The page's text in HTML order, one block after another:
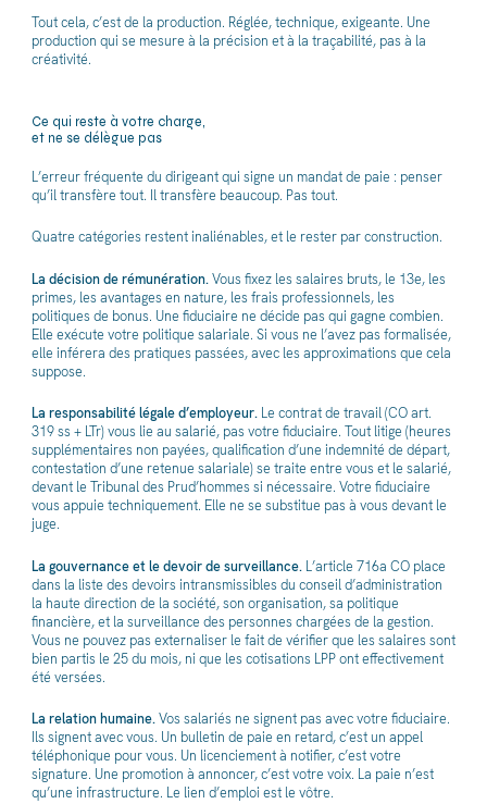
Tout cela, c’est de la production. Réglée, technique, exigeante. Une
production qui se mesure à la précision et à la traçabilité, pas à la
créativité.
Ce qui reste à votre charge,
et ne se délègue pas
L’erreur fréquente du dirigeant qui signe un mandat de paie : penser
qu’il transfère tout. Il transfère beaucoup. Pas tout.
Quatre catégories restent inaliénables, et le rester par construction.
La décision de rémunération.Vous fixez les salaires bruts, le 13e, les
primes, les avantages en nature, les frais professionnels, les
politiques de bonus. Une fiduciaire ne décide pas qui gagne combien.
Elle exécute votre politique salariale. Si vous ne l’avez pas formalisée,
elle inférera des pratiques passées, avec les approximations que cela
suppose.
La responsabilité légale d’employeur.Le contrat de travail (CO art.
319 ss + LTr) vous lie au salarié, pas votre fiduciaire. Tout litige (heures
supplémentaires non payées, qualification d’une indemnité de départ,
contestation d’une retenue salariale) se traite entre vous et le salarié,
devant le Tribunal des Prud’hommes si nécessaire. Votre fiduciaire
vous appuie techniquement. Elle ne se substitue pas à vous devant le
juge.
La gouvernance et le devoir de surveillance.L’article 716a CO place
dans la liste des devoirs intransmissibles du conseil d’administration
la haute direction de la société, son organisation, sa politique
financière, et la surveillance des personnes chargées de la gestion.
Vous ne pouvez pas externaliser le fait de vérifier que les salaires sont
bien partis le 25 du mois, ni que les cotisations LPP ont effectivement
été versées.
La relation humaine.Vos salariés ne signent pas avec votre fiduciaire.
Ils signent avec vous. Un bulletin de paie en retard, c’est un appel
téléphonique pour vous. Un licenciement à notifier, c’est votre
signature. Une promotion à annoncer, c’est votre voix. La paie n’est
qu’une infrastructure. Le lien d’emploi est le vôtre.